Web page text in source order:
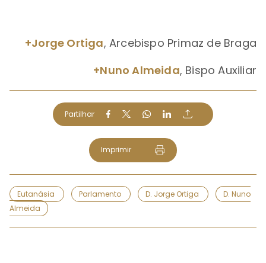
+Jorge Ortiga, Arcebispo Primaz de Braga
+Nuno Almeida, Bispo Auxiliar
Partilhar
Imprimir
Eutanásia Parlamento D. Jorge Ortiga
D. Nuno
Almeida